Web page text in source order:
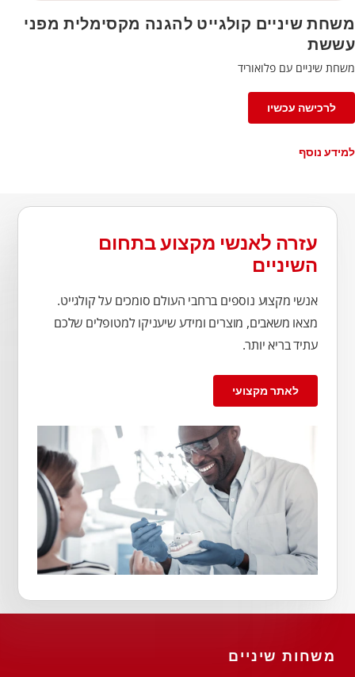
משחת שיניים קולגייט להגנה מקסימלית מפני
עששת
משחת שיניים עם פלואוריד
לרכישה עכשיו
למידע נוסף
עזרה לאנשי מקצוע בתחום
השיניים
אנשי מקצוע נוספים ברחבי העולם סומכים על קולגייט.
מצאו משאבים, מוצרים ומידע שיעניקו למטופלים שלכם
עתיד בריא יותר.
לאתר מקצועי
משחות שיניים